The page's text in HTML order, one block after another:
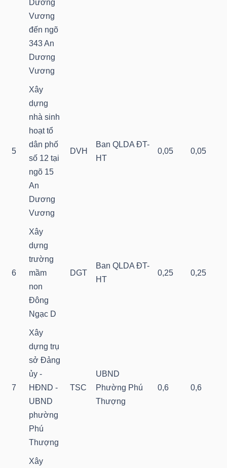
Dương
Vương
đến ngõ
343 An
Dương
Vương
5
Xây
dựng
nhà sinh
hoạt tổ
dân phố
số 12 tại
ngõ 15
An
Dương
Vương
DVH
Ban QLDA ĐT-
HT
0,05 0,05
6
Xây
dựng
trường
mầm
non
Đông
Ngạc D
DGT
Ban QLDA ĐT-
HT
0,25 0,25
7
Xây
dựng trụ
sở Đảng
ủy -
HĐND -
UBND
phường
Phú
Thượng
TSC
UBND
Phường Phú
Thượng
0,6 0,6
Xây
DỮ
LIỆU
SECTOR
NĂNG
LƯỢNG
NGUYÊN
VẬT
LIỆU
CÔNG
NGHIỆP
TIÊU
DÙNG
KHÔNG
THIẾT